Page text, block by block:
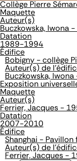
Collège Pierre
Maquette
Auteur(s)
Buczkowska, Iwona
Datation
1989-1994
Édifice
Bobigny - collège
Auteur(s) de
Buczkowska,
Exposition
Maquette
Auteur(s)
Ferrier, Jacques -
Datation
2007-2010
Édifice
Shanghai - Pavillon
Auteur(s) de
Ferrier, Jacques -